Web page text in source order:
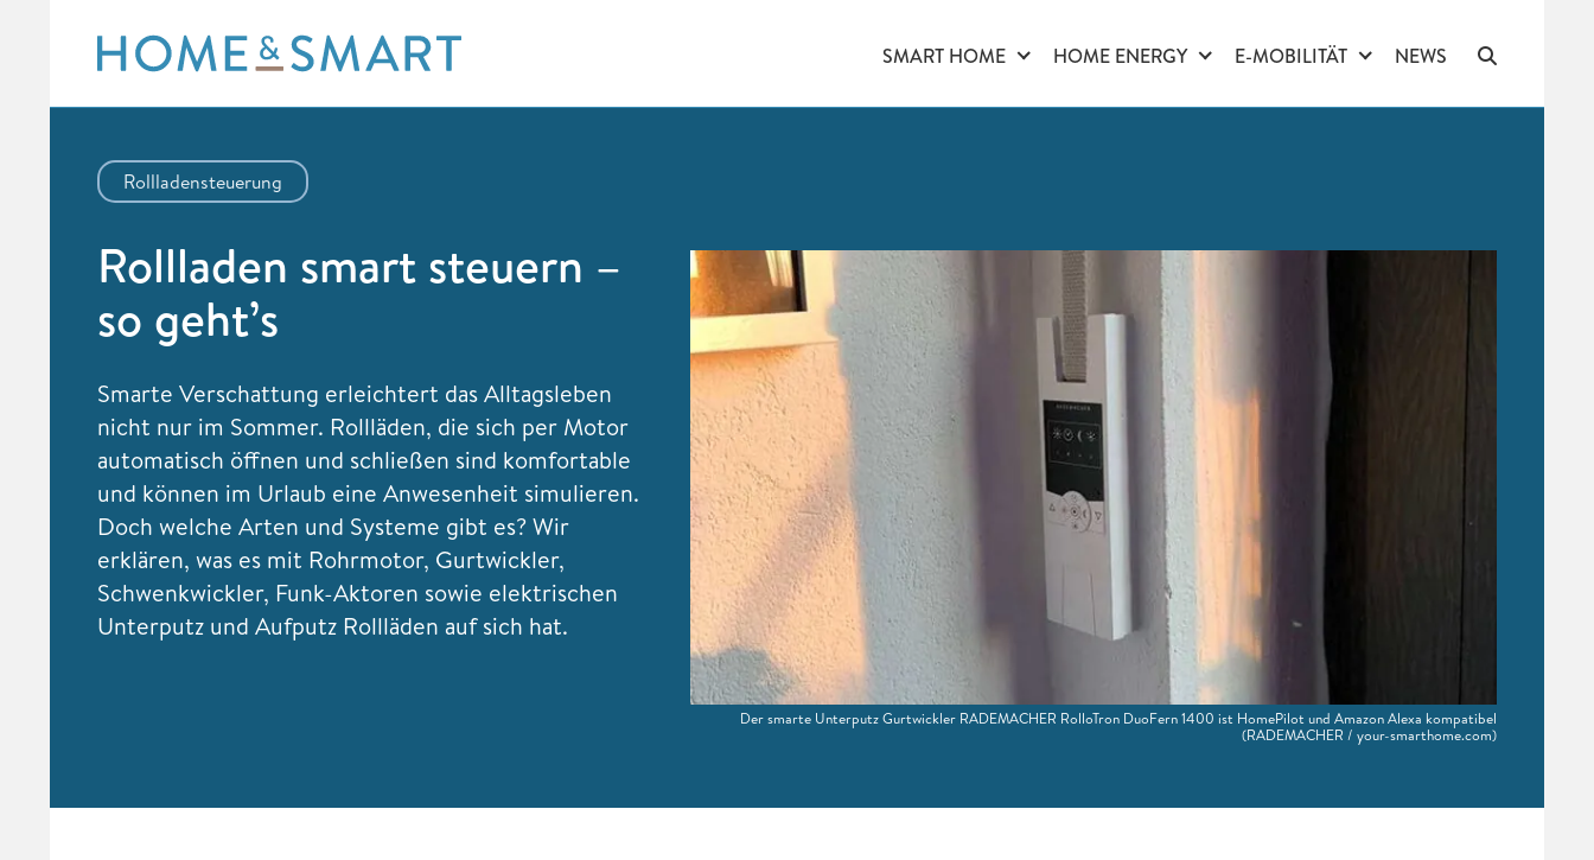
content
SMART HOME HOME ENERGY E-MOBILITÄT NEWS
Rollladensteuerung
Rollladen smart steuern –
so geht’s
Smarte Verschattung erleichtert das Alltagsleben
nicht nur im Sommer. Rollläden, die sich per Motor
automatisch öffnen und schließen sind komfortable
und können im Urlaub eine Anwesenheit simulieren.
Doch welche Arten und Systeme gibt es? Wir
erklären, was es mit Rohrmotor, Gurtwickler,
Schwenkwickler, Funk-Aktoren sowie elektrischen
Unterputz und Aufputz Rollläden auf sich hat.
Der smarte Unterputz Gurtwickler RADEMACHER RolloTron DuoFern 1400 ist HomePilot und Amazon Alexa kompatibel
(RADEMACHER / your-smarthome.com)